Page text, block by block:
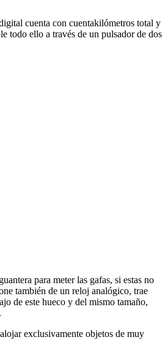
cuenta con cuentakilómetros total y
todo ello a través de un pulsador de dos
para meter las gafas, si estas no
también de un reloj analógico, trae
de este hueco y del mismo tamaño,
exclusivamente objetos de muy